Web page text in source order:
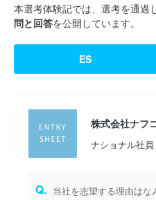
本選考体験記では、選考を通過
問と回答を公開しています。
ES
株式会社ナフ
ナショナル社員
Q. 当社を志望する理由は